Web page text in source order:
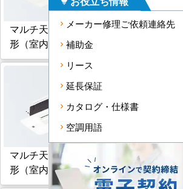
マルチ天井カセット1方向
形（室内機のみ）
マルチ
形（室
マルチ天井カセット小能力
形（室内機のみ）
マル
み）
メーカー修理ご依頼連絡先
補助金
リース
延長保証
カタログ・仕様書
空調用語